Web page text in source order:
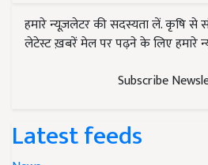
हमारे न्यूज़लेटर की सदस्यता लें. कृषि से
लेटेस्ट ख़बरें मेल पर पढ़ने के लिए हमारे
Subscribe
Latest feeds